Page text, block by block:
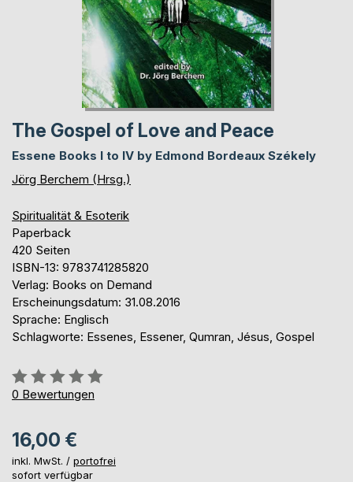
The Gospel of Love and Peace
Essene Books I to IV by Edmond Bordeaux Székely
Jörg Berchem (Hrsg.)
Spiritualität & Esoterik
Paperback
420 Seiten
ISBN-13: 9783741285820
Verlag: Books on Demand
Erscheinungsdatum: 31.08.2016
Sprache: Englisch
Schlagworte: Essenes, Essener, Qumran, Jésus, Gospel
Bewertung::
0%
0 Bewertungen
16,00 €
inkl. MwSt. / portofrei
sofort verfügbar